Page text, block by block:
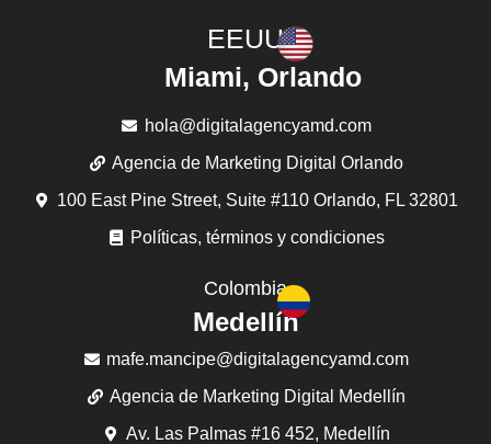
EEUU
Miami, Orlando
hola@digitalagencyamd.com
Agencia de Marketing Digital Orlando
100 East Pine Street, Suite #110 Orlando, FL 32801
Políticas, términos y condiciones
Colombia
Medellín
mafe.mancipe@digitalagencyamd.com
Agencia de Marketing Digital Medellín
Av. Las Palmas #16 452, Medellín